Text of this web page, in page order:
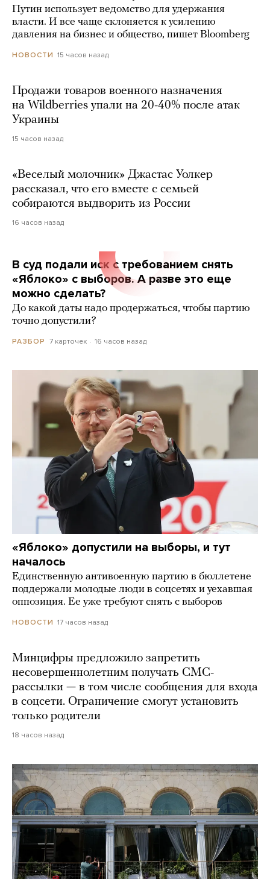
Путин использует ведомство для удержания
власти. И все чаще склоняется к усилению
давления на бизнес и общество, пишет Bloomberg
НОВОСТИ 15 часов назад
Продажи товаров военного назначения
на Wildberries упали на 20-40% после атак
Украины
15 часов назад
«Веселый молочник» Джастас Уолкер
рассказал, что его вместе с семьей
собираются выдворить из России
16 часов назад
В суд подали иск с требованием снять
«Яблоко» с выборов. А разве это еще
можно сделать?
До какой даты надо продержаться, чтобы партию
точно допустили?
РАЗБОР 7 карточек 16 часов назад
«Яблоко» допустили на выборы, и тут
началось
Единственную антивоенную партию в бюллетене
поддержали молодые люди в соцсетях и уехавшая
оппозиция. Ее уже требуют снять с выборов
НОВОСТИ 17 часов назад
Минцифры предложило запретить
несовершеннолетним получать СМС-
рассылки — в том числе сообщения для входа
в соцсети. Ограничение смогут установить
только родители
18 часов назад